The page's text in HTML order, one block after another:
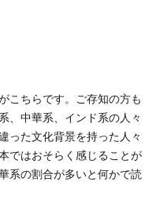
こちらです。ご存知の方も
、中華系、インド系の人々
った文化背景を持った人々
ではおそらく感じることが
系の割合が多いと何かで読